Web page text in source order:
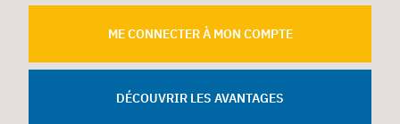
ME CONNECTER À MON COMPTE
DÉCOUVRIR LES AVANTAGES